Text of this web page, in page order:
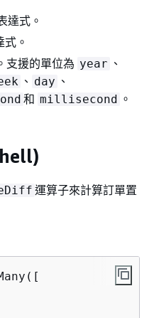
達式。
式。
支援的單位為 year 、
、 day 、
和 millisecond 。
運算子來計算訂單置